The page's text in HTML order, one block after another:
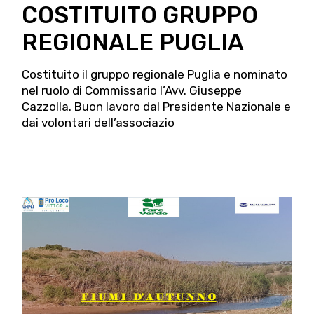
COSTITUITO GRUPPO
REGIONALE PUGLIA
Costituito il gruppo regionale Puglia e nominato
nel ruolo di Commissario l’Avv. Giuseppe
Cazzolla. Buon lavoro dal Presidente Nazionale e
dai volontari dell’associazio